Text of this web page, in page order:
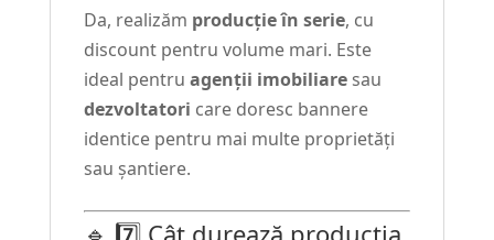
Da, realizăm producție în serie, cu
discount pentru volume mari. Este
ideal pentru agenții imobiliaresau
dezvoltatori care doresc bannere
identice pentru mai multe proprietăți
sau șantiere.
🔹 7️⃣ Cât durează producția